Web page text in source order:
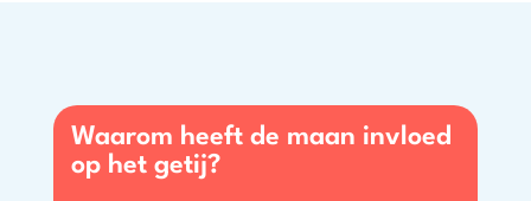
Waarom heeft de maan invloed
op het getij?